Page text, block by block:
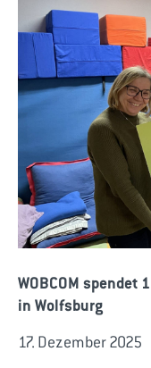
WOBCOM
in Wolfsburg
17. Dezember 2025